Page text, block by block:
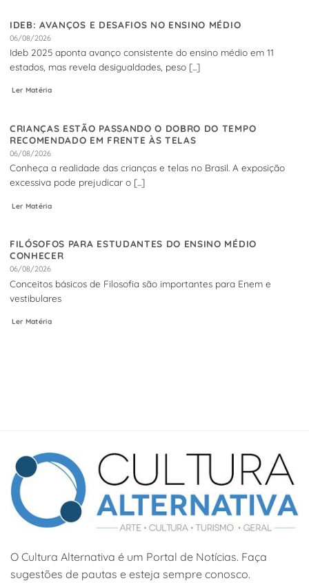
IDEB: AVANÇOS E DESAFIOS NO ENSINO MÉDIO
06/08/2026
Ideb 2025 aponta avanço consistente do ensino médio em 11
estados, mas revela desigualdades, peso [...]
Ler Matéria
CRIANÇAS ESTÃO PASSANDO O DOBRO DO TEMPO
RECOMENDADO EM FRENTE ÀS TELAS
06/08/2026
Conheça a realidade das crianças e telas no Brasil. A exposição
excessiva pode prejudicar o [...]
Ler Matéria
FILÓSOFOS PARA ESTUDANTES DO ENSINO MÉDIO
CONHECER
06/08/2026
Conceitos básicos de Filosofia são importantes para Enem e
vestibulares
Ler Matéria
O Cultura Alternativa é um Portal de Notícias. Faça
sugestões de pautas e esteja sempre conosco.